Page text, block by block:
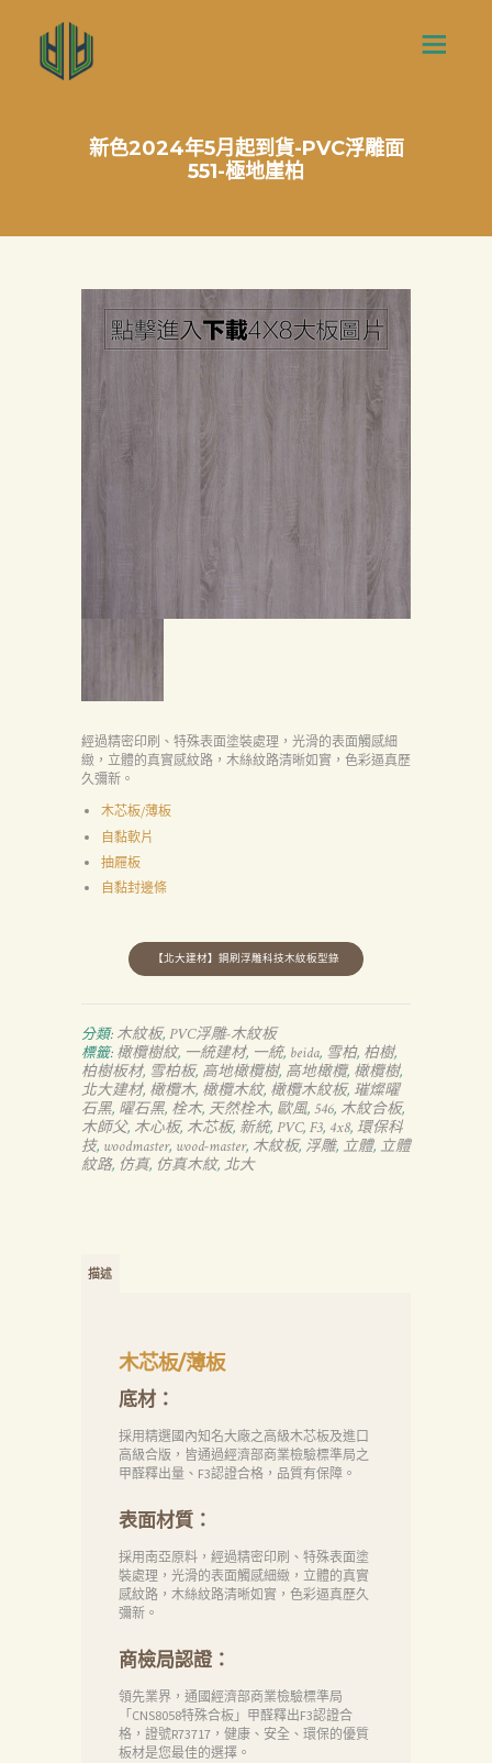
新色2024年5月起到貨-PVC浮雕面
551-極地崖柏
經過精密印刷、特殊表面塗裝處理，光滑的表面觸感細
緻，立體的真實感紋路，木絲紋路清晰如實，色彩逼真歷
久彌新。
木芯板/薄板
自黏軟片
抽屜板
自黏封邊條
分類: 木紋板, PVC浮雕-木紋板
標籤: 橄欖樹紋, 一統建材, 一統, beida, 雪柏, 柏樹,
柏樹板材, 雪柏板, 高地橄欖樹, 高地橄欖, 橄欖樹,
北大建材, 橄欖木, 橄欖木紋, 橄欖木紋板, 璀燦曜
石黑, 曜石黑, 栓木, 天然栓木, 歐風, 546, 木紋合板,
木師父, 木心板, 木芯板, 新統, PVC, F3, 4x8, 環保科
技, woodmaster, wood-master, 木紋板, 浮雕, 立體, 立體
紋路, 仿真, 仿真木紋, 北大
描述
木芯板/薄板
底材：
採用精選國內知名大廠之高級木芯板及進口
高級合版，皆通過經濟部商業檢驗標準局之
甲醛釋出量、F3認證合格，品質有保障。
表面材質：
採用南亞原料，經過精密印刷、特殊表面塗
裝處理，光滑的表面觸感細緻，立體的真實
感紋路，木絲紋路清晰如實，色彩逼真歷久
彌新。
商檢局認證：
領先業界，通國經濟部商業檢驗標準局
「CNS8058特殊合板」甲醛釋出F3認證合
格，證號R73717，健康、安全、環保的優質
板材是您最佳的選擇。